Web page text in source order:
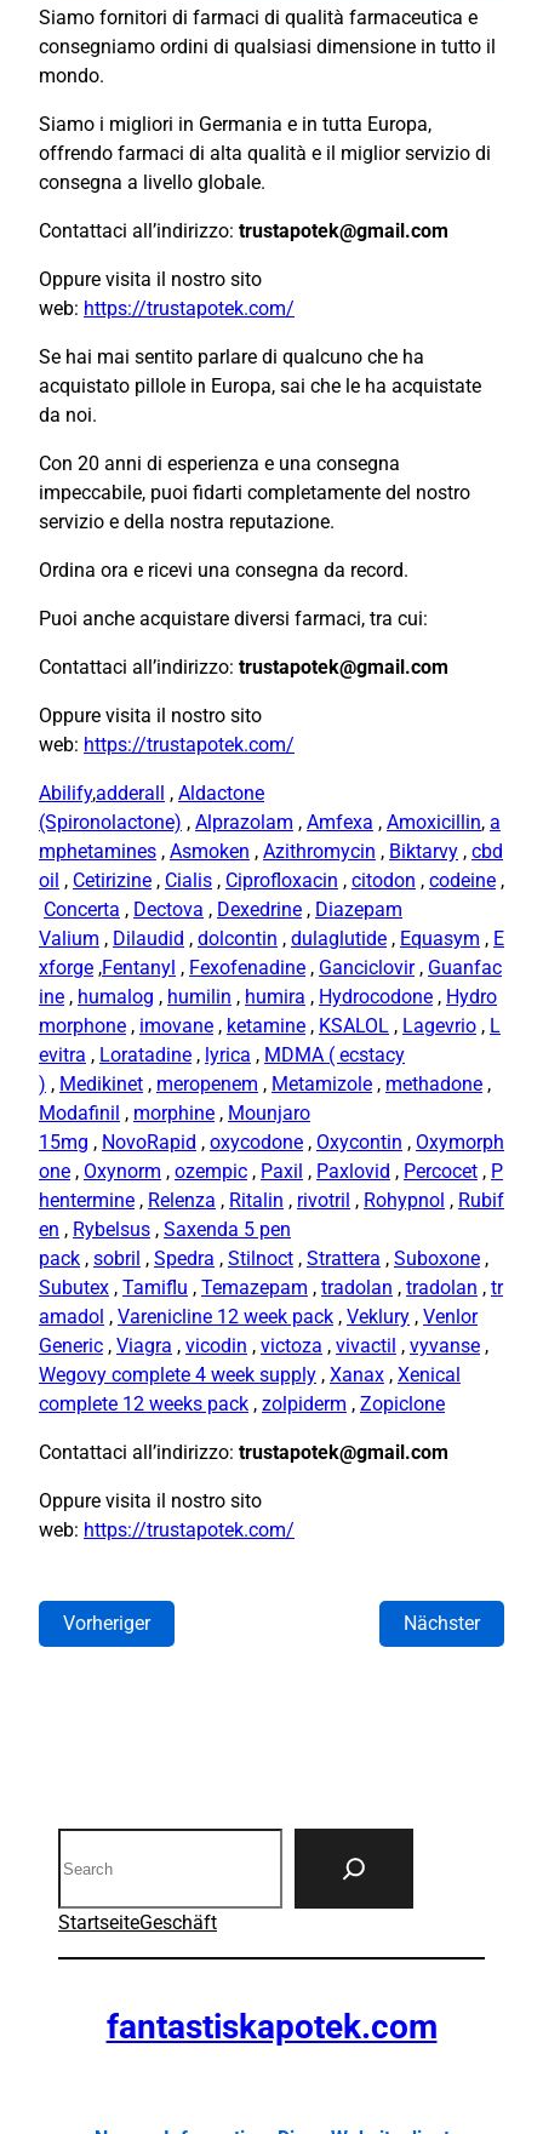
Siamo fornitori di farmaci di qualità farmaceutica e
consegniamo ordini di qualsiasi dimensione in tutto il
mondo.
Siamo i migliori in Germania e in tutta Europa,
offrendo farmaci di alta qualità e il miglior servizio di
consegna a livello globale.
Contattaci all’indirizzo: trustapotek@gmail.com
Oppure visita il nostro sito
web: https://trustapotek.com/
Se hai mai sentito parlare di qualcuno che ha
acquistato pillole in Europa, sai che le ha acquistate
da noi.
Con 20 anni di esperienza e una consegna
impeccabile, puoi fidarti completamente del nostro
servizio e della nostra reputazione.
Ordina ora e ricevi una consegna da record.
Puoi anche acquistare diversi farmaci, tra cui:
Contattaci all’indirizzo: trustapotek@gmail.com
Oppure visita il nostro sito
web: https://trustapotek.com/
Abilify,adderall , Aldactone
(Spironolactone) , Alprazolam , Amfexa , Amoxicillin, a
mphetamines , Asmoken , Azithromycin , Biktarvy , cbd
oil , Cetirizine , Cialis , Ciprofloxacin , citodon , codeine ,
Concerta , Dectova , Dexedrine , Diazepam
Valium , Dilaudid , dolcontin , dulaglutide , Equasym , E
xforge ,Fentanyl , Fexofenadine , Ganciclovir, Guanfac
ine , humalog , humilin , humira , Hydrocodone , Hydro
morphone , imovane , ketamine , KSALOL , Lagevrio , L
evitra , Loratadine , lyrica , MDMA ( ecstacy
) , Medikinet , meropenem , Metamizole , methadone ,
Modafinil , morphine , Mounjaro
15mg , NovoRapid , oxycodone , Oxycontin , Oxymorph
one , Oxynorm , ozempic , Paxil , Paxlovid , Percocet , P
hentermine , Relenza , Ritalin , rivotril , Rohypnol , Rubif
en , Rybelsus , Saxenda 5 pen
pack , sobril , Spedra , Stilnoct , Strattera , Suboxone ,
Subutex , Tamiflu , Temazepam , tradolan , tradolan , tr
amadol , Varenicline 12 week pack , Veklury , Venlor
Generic , Viagra , vicodin , victoza , vivactil , vyvanse ,
Wegovy complete 4 week supply , Xanax , Xenical
complete 12 weeks pack , zolpiderm , Zopiclone
Contattaci all’indirizzo: trustapotek@gmail.com
Oppure visita il nostro sito
web: https://trustapotek.com/
Vorheriger Nächster
StartseiteGeschäft
fantastiskapotek.com